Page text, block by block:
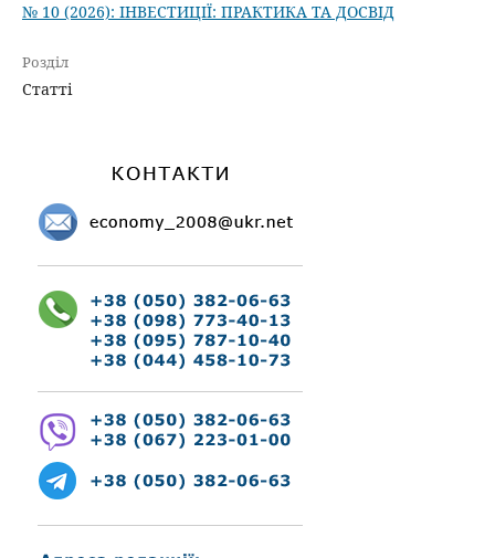
№ 10 (2026): ІНВЕСТИЦІЇ: ПРАКТИКА ТА ДОСВІД
Розділ
Статті